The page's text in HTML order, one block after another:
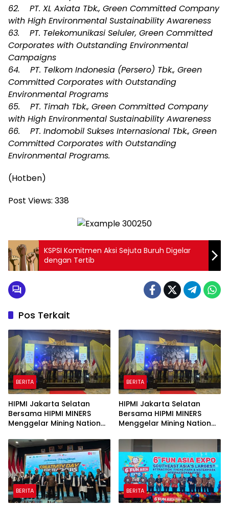
62. PT. XL Axiata Tbk., Green Committed Company
with High Environmental Sustainability Awareness
63. PT. Telekomunikasi Seluler, Green Committed
Corporates with Outstanding Environmental
Campaigns
64. PT. Telkom Indonesia (Persero) Tbk., Green
Committed Corporates with Outstanding
Environmental Programs
65. PT. Timah Tbk., Green Committed Company
with High Environmental Sustainability Awareness
66. PT. Indomobil Sukses Internasional Tbk., Green
Committed Corporates with Outstanding
Environmental Programs.
(Hotben)
Post Views: 338
KSPSI Komitmen Aksi Sejuta Buruh Digelar
dengan Tertib
Pos Terkait
BERITA
HIPMI Jakarta Selatan
Bersama HIPMI MINERS
Menggelar Mining Nation
Indah Golf Jakarta
BERITA
HIPMI Jakarta Selatan
Bersama HIPMI MINERS
Menggelar Mining Nation
Indah Golf Jakarta
BERITA BERITA